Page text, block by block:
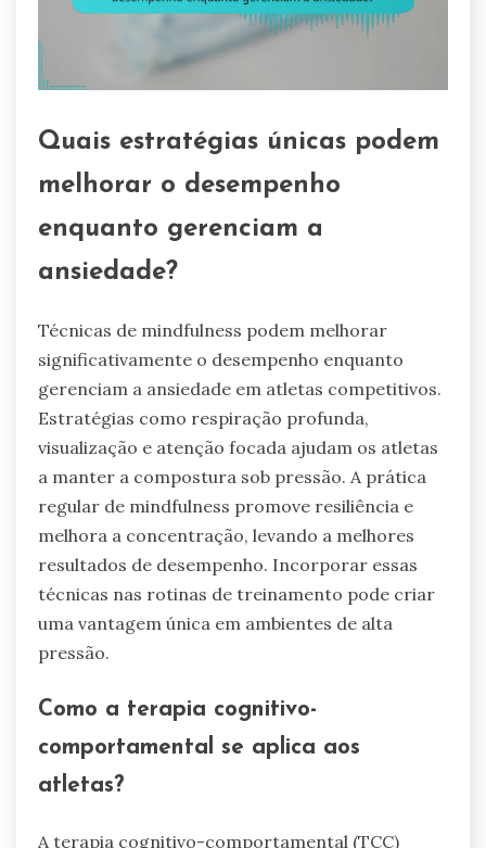
Quais estratégias únicas podem
melhorar o desempenho
enquanto gerenciam a
ansiedade?
Técnicas de mindfulness podem melhorar
significativamente o desempenho enquanto
gerenciam a ansiedade em atletas competitivos.
Estratégias como respiração profunda,
visualização e atenção focada ajudam os atletas
a manter a compostura sob pressão. A prática
regular de mindfulness promove resiliência e
melhora a concentração, levando a melhores
resultados de desempenho. Incorporar essas
técnicas nas rotinas de treinamento pode criar
uma vantagem única em ambientes de alta
pressão.
Como a terapia cognitivo-
comportamental se aplica aos
atletas?
A terapia cognitivo-comportamental (TCC)